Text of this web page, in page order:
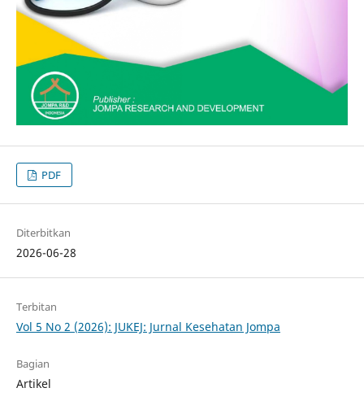
PDF
Diterbitkan
2026-06-28
Terbitan
Vol 5 No 2 (2026): JUKEJ: Jurnal Kesehatan Jompa
Bagian
Artikel